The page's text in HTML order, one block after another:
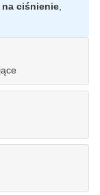
na ciśnienie,